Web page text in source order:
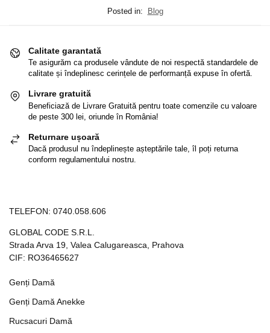
Posted in: Blog
Calitate garantată
Te asigurăm ca produsele vândute de noi respectă standardele de
calitate și îndeplinesc cerințele de performanță expuse în ofertă.
Livrare gratuită
Beneficiază de Livrare Gratuită pentru toate comenzile cu valoare
de peste 300 lei, oriunde în România!
Returnare ușoară
Dacă produsul nu îndeplinește așteptările tale, îl poți returna
conform regulamentului nostru.
TELEFON: 0740.058.606
GLOBAL CODE S.R.L.
Strada Arva 19, Valea Calugareasca, Prahova
CIF: RO36465627
Genți Damă
Genți Damă Anekke
Rucsacuri Damă